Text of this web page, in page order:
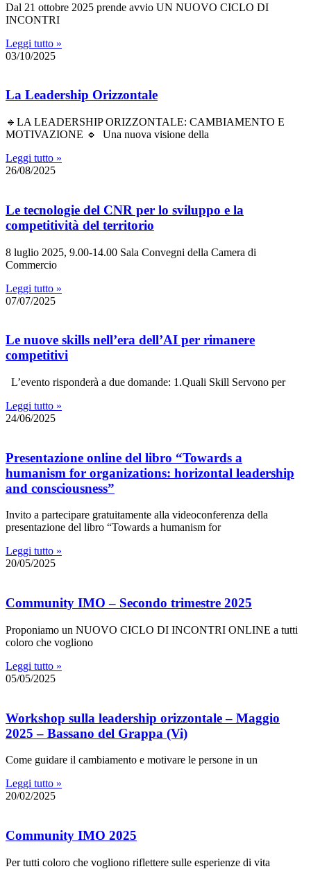
Dal 21 ottobre 2025 prende avvio UN NUOVO CICLO DI
INCONTRI
Leggi tutto »
03/10/2025
La Leadership Orizzontale
🔹LA LEADERSHIP ORIZZONTALE: CAMBIAMENTO E
MOTIVAZIONE 🔹 Una nuova visione della
Leggi tutto »
26/08/2025
Le tecnologie del CNR per lo sviluppo e la
competitività del territorio
8 luglio 2025, 9.00-14.00 Sala Convegni della Camera di
Commercio
Leggi tutto »
07/07/2025
Le nuove skills nell’era dell’AI per rimanere
competitivi
L’evento risponderà a due domande: 1.Quali Skill Servono per
Leggi tutto »
24/06/2025
Presentazione online del libro “Towards a
humanism for organizations: horizontal leadership
and consciousness”
Invito a partecipare gratuitamente alla videoconferenza della
presentazione del libro “Towards a humanism for
Leggi tutto »
20/05/2025
Community IMO – Secondo trimestre 2025
Proponiamo un NUOVO CICLO DI INCONTRI ONLINE a tutti
coloro che vogliono
Leggi tutto »
05/05/2025
Workshop sulla leadership orizzontale – Maggio
2025 – Bassano del Grappa (Vi)
Come guidare il cambiamento e motivare le persone in un
Leggi tutto »
20/02/2025
Community IMO 2025
Per tutti coloro che vogliono riflettere sulle esperienze di vita